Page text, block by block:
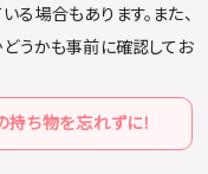
る場合もあります。また、
うかも事前に確認してお
持ち物を忘れずに！